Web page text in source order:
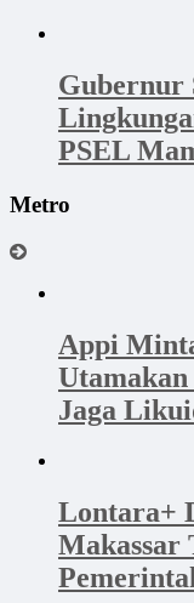
Gubernur
PSEL
Metro
Appi
Jaga
Lontara+
Makassar